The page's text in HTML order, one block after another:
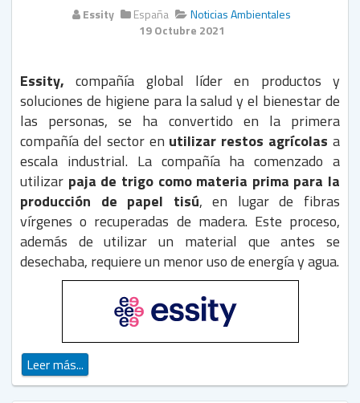
Essity España
Noticias Ambientales
19 Octubre 2021
Essity, compañía global líder en productos y
soluciones de higiene para la salud y el bienestar de
las personas, se ha convertido en la primera
compañía del sector en utilizar restos agrícolas a
escala industrial. La compañía ha comenzado a
utilizar paja de trigo como materia prima para la
producción de papel tisú, en lugar de fibras
vírgenes o recuperadas de madera. Este proceso,
además de utilizar un material que antes se
desechaba, requiere un menor uso de energía y agua.
Leer más...